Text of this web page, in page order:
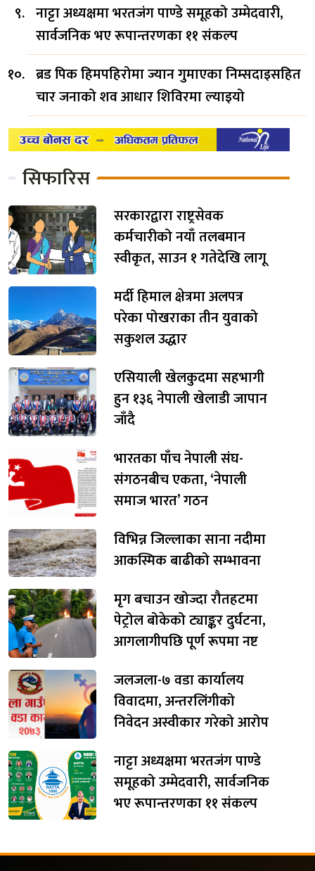
नाट्टा अध्यक्षमा भरतजंग पाण्डे समूहको उम्मेदवारी,
सार्वजनिक भए रूपान्तरणका ११ संकल्प
ब्रड पिक हिमपहिरोमा ज्यान गुमाएका निम्सदाइसहित
चार जनाको शव आधार शिविरमा ल्याइयो
सिफारिस
सरकारद्वारा राष्ट्रसेवक
कर्मचारीको नयाँ तलबमान
स्वीकृत, साउन १ गतेदेखि लागू
मर्दी हिमाल क्षेत्रमा अलपत्र
परेका पोखराका तीन युवाको
सकुशल उद्धार
एसियाली खेलकुदमा सहभागी
हुन १३६ नेपाली खेलाडी जापान
जाँदै
भारतका पाँच नेपाली संघ-
संगठनबीच एकता, ‘नेपाली
समाज भारत’ गठन
विभिन्न जिल्लाका साना नदीमा
आकस्मिक बाढीको सम्भावना
मृग बचाउन खोज्दा रौतहटमा
पेट्रोल बोकेको ट्याङ्कर दुर्घटना,
आगलागीपछि पूर्ण रूपमा नष्ट
जलजला-७ वडा कार्यालय
विवादमा, अन्तरलिंगीको
निवेदन अस्वीकार गरेको आरोप
नाट्टा अध्यक्षमा भरतजंग पाण्डे
समूहको उम्मेदवारी, सार्वजनिक
भए रूपान्तरणका ११ संकल्प